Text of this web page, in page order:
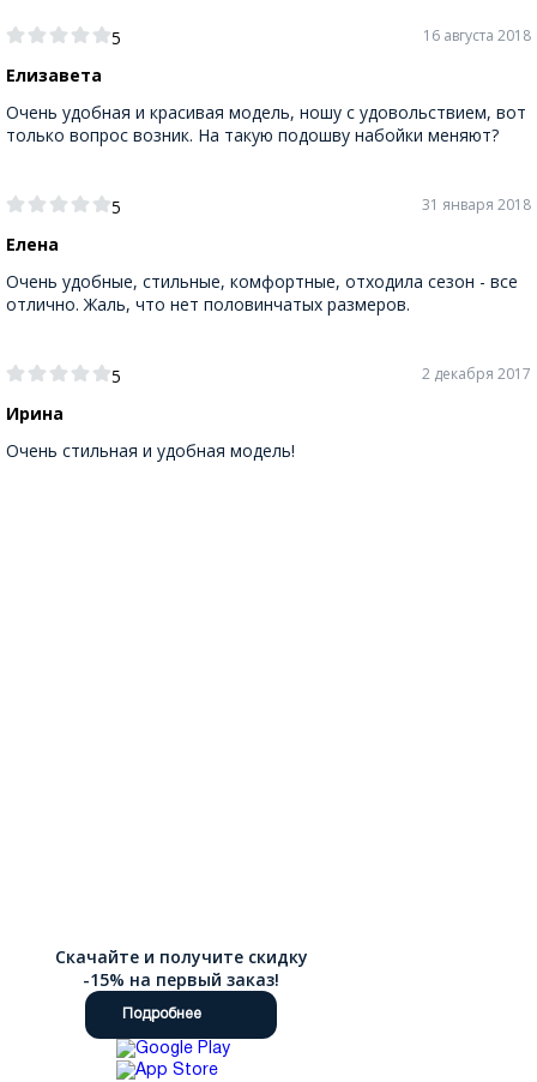
5
Елизавета
16 августа 2018
Очень удобная и красивая модель, ношу с удовольствием, вот
только вопрос возник. На такую подошву набойки меняют?
5
Елена
31 января 2018
Очень удобные, стильные, комфортные, отходила сезон - все
отлично. Жаль, что нет половинчатых размеров.
5
Ирина
2 декабря 2017
Очень стильная и удобная модель!
Скачайте и получите скидку
-15% на первый заказ!
Подробнее